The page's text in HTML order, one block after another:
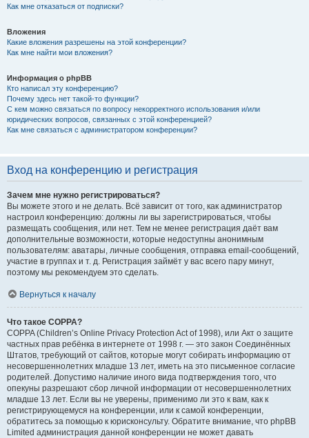
Как мне отказаться от подписки?
Вложения
Какие вложения разрешены на этой конференции?
Как мне найти мои вложения?
Информация о phpBB
Кто написал эту конференцию?
Почему здесь нет такой-то функции?
С кем можно связаться по вопросу некорректного использования и/или
юридических вопросов, связанных с этой конференцией?
Как мне связаться с администратором конференции?
Вход на конференцию и регистрация
Зачем мне нужно регистрироваться?
Вы можете этого и не делать. Всё зависит от того, как администратор
настроил конференцию: должны ли вы зарегистрироваться, чтобы
размещать сообщения, или нет. Тем не менее регистрация даёт вам
дополнительные возможности, которые недоступны анонимным
пользователям: аватары, личные сообщения, отправка email-сообщений,
участие в группах и т. д. Регистрация займёт у вас всего пару минут,
поэтому мы рекомендуем это сделать.
Вернуться к началу
Что такое COPPA?
COPPA (Children’s Online Privacy Protection Act of 1998), или Акт о защите
частных прав ребёнка в интернете от 1998 г. — это закон Соединённых
Штатов, требующий от сайтов, которые могут собирать информацию от
несовершеннолетних младше 13 лет, иметь на это письменное согласие
родителей. Допустимо наличие иного вида подтверждения того, что
опекуны разрешают сбор личной информации от несовершеннолетних
младше 13 лет. Если вы не уверены, применимо ли это к вам, как к
регистрирующемуся на конференции, или к самой конференции,
обратитесь за помощью к юрисконсульту. Обратите внимание, что phpBB
Limited администрация данной конференции не может давать